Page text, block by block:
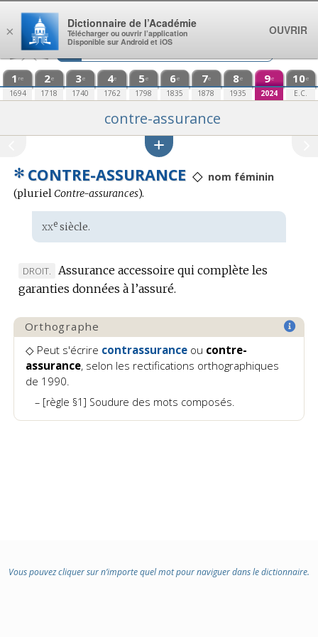
Aller au contenu
1 re
1694
2e
1718
3e
1740
4e
1762
5e
1798
6e
1835
7e
1878
8e
1935
9e
2024
10e
E.C.
contre-assurance
✻ CONTRE-ASSURANCE ◇ nom féminin
(pluriel Contre-assurances).
Étymologie
:
xxesiècle.
MARQUE
DE
DROIT.
Assurance accessoire qui complète les
garanties données à l’assuré.
Orthographe
◇ Peut s'écrire contrassurance ou contre-
assurance, selon les rectifications orthographiques
de 1990.
[règle §1] Soudure des mots composés.
Vous pouvez cliquer sur n’importe quel mot pour naviguer dans le dictionnaire.
×
Dictionnaire de l’Académie
Télécharger ou ouvrir l’application
Disponible sur Android et iOS
OUVRIR